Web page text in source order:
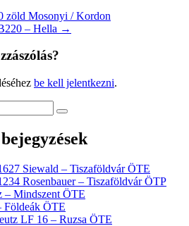
zöld Mosonyi / Kordon
– Hella →
be kell jelentkezni.
Siewald – Tiszaföldvár ÖTE
Rosenbauer – Tiszaföldvár ÖTP
– Mindszent ÖTE
Földeák ÖTE
LF 16 – Ruzsa ÖTE